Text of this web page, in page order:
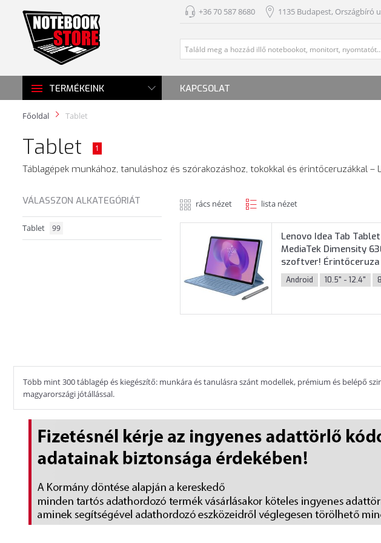
+36 70 587 8680 1135 Budapest, Országbíró
TERMÉKEINK KAPCSOLAT
Főoldal Tablet
Tablet 1
Táblagépek munkához, tanuláshoz és szórakozáshoz, tokokkal és érintőceruzákkal –
VÁLASSZON ALKATEGÓRIÁT
Tablet 99
rács nézet lista nézet
Lenovo Idea Tab
MediaTek Dimensity
szoftver!
Android 10.5" - 12.4"
Több mint 300 táblagép és kiegészítő: munkára és tanulásra szánt modellek, prémium és belépő
magyarországi jótállással.